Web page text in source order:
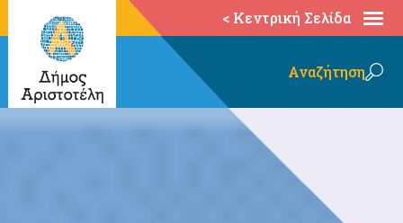
< Κεντρική Σελίδα
Αναζήτηση